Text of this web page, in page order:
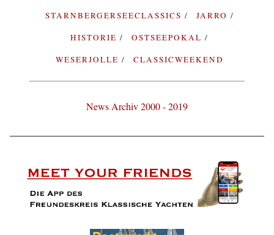
STARNBERGERSEECLASSICS
JARRO
HISTORIE
OSTSEEPOKAL
WESERJOLLE
CLASSICWEEKEND
News Archiv 2000 - 2019